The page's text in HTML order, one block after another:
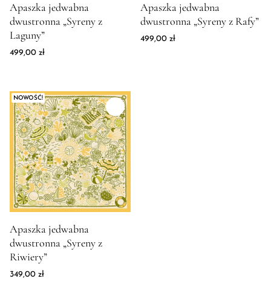
Apaszka jedwabna
dwustronna „Syreny z
Laguny”
499,00 zł
Apaszka jedwabna
dwustronna „Syreny z Rafy”
499,00zł
NOWOŚĆ!
Apaszka jedwabna
dwustronna „Syreny z
Riwiery”
349,00 zł